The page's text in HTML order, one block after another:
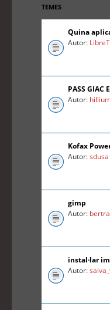
TEMES
Quina
Autor:
PASS GIAC
Autor:
Kofax
Autor:sdusa
gimp
Autor:
instal·lar
Autor: